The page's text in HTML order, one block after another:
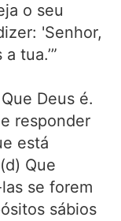
o seu
'Senhor,
tua.’”
Deus é.
responder
está
Que
se forem
sábios